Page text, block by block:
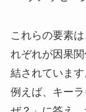
これらの要素
れぞれが因果
結されています
例えば、キー